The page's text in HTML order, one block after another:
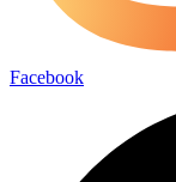
Facebook